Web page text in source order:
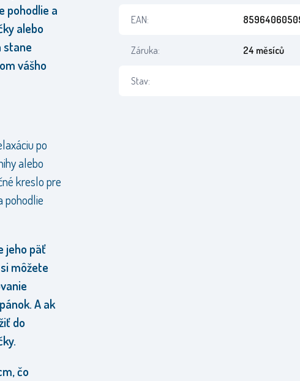
pohodlie a
alebo
stane
vášho
po
alebo
kreslo pre
pohodlie
jeho päť
môžete
A ak
do
čo
EAN:
Záruka: 24 měsíců
Stav: